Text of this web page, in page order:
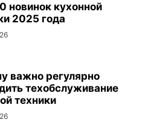
новинок кухонной
2025 года
важно регулярно
техобслуживание
техники